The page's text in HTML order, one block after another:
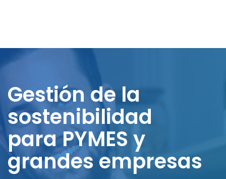
Gestión de la
sostenibilidad
para PYMES y
grandes empresas